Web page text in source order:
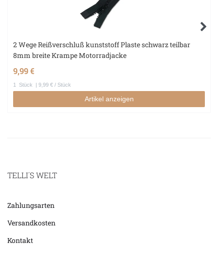
2 Wege Reißverschluß kunststoff Plaste schwarz teilbar
8mm breite Krampe Motorradjacke
9,99 €
1 Stück | 9,99 € / Stück
Artikel anzeigen
TELLI´S WELT
Zahlungsarten
Versandkosten
Kontakt